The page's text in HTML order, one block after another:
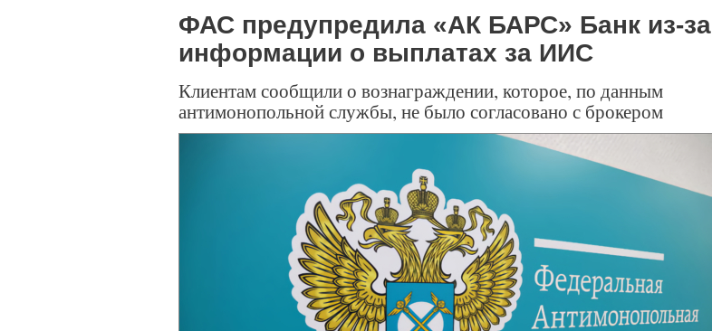
ФАС предупредила «АК БАРС» Банк из-за
информации о выплатах за ИИС
Клиентам сообщили о вознаграждении, которое, по данным
антимонопольной службы, не было согласовано с брокером